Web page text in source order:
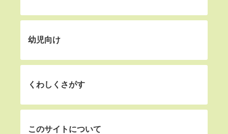
幼児向け
くわしくさがす
このサイトについて